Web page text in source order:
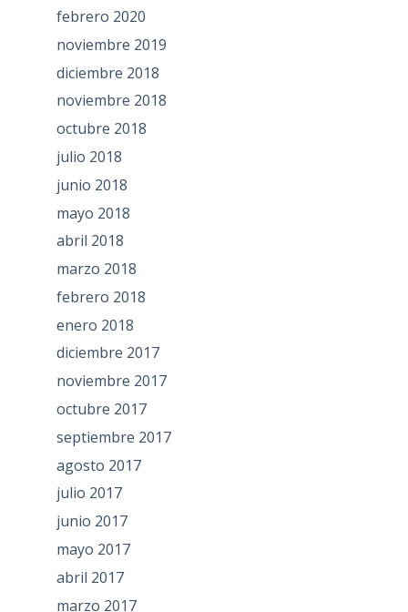
febrero 2020
noviembre 2019
diciembre 2018
noviembre 2018
octubre 2018
julio 2018
junio 2018
mayo 2018
abril 2018
marzo 2018
febrero 2018
enero 2018
diciembre 2017
noviembre 2017
octubre 2017
septiembre 2017
agosto 2017
julio 2017
junio 2017
mayo 2017
abril 2017
marzo 2017